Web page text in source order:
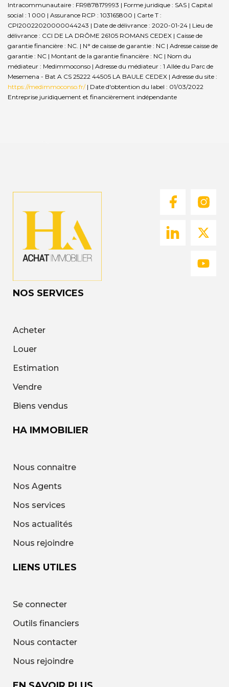
Intracommunautaire : FR9878179993 | Forme juridique : SAS | Capital
social : 1 000 | Assurance RCP : 103165800 | Carte T :
CPI20022020000044243 | Date de délivrance : 2020-01-24 | Lieu de
délivrance : CCI DE LA DRÔME 26105 ROMANS CEDEX | Caisse de
garantie financière : NC. | N° de caisse de garantie : NC | Adresse caisse de
garantie : NC | Montant de la garantie financière : NC | Nom du
médiateur : Medimmoconso | Adresse du médiateur : 1 Allée du Parc de
Mesemena - Bat A CS 25222 44505 LA BAULE CEDEX | Adresse du site :
https://medimmoconso.fr/| Date d'obtention du label : 01/03/2022
Entreprise juridiquement et financièrement indépendante
HA IMMOBILIER
Nous connaitre
Nos Agents
Nos services
Nos actualités
Nous rejoindre
NOS SERVICES
Acheter
Louer
Estimation
Vendre
Biens vendus
LIENS UTILES
Se connecter
Outils financiers
Nous contacter
Nous rejoindre